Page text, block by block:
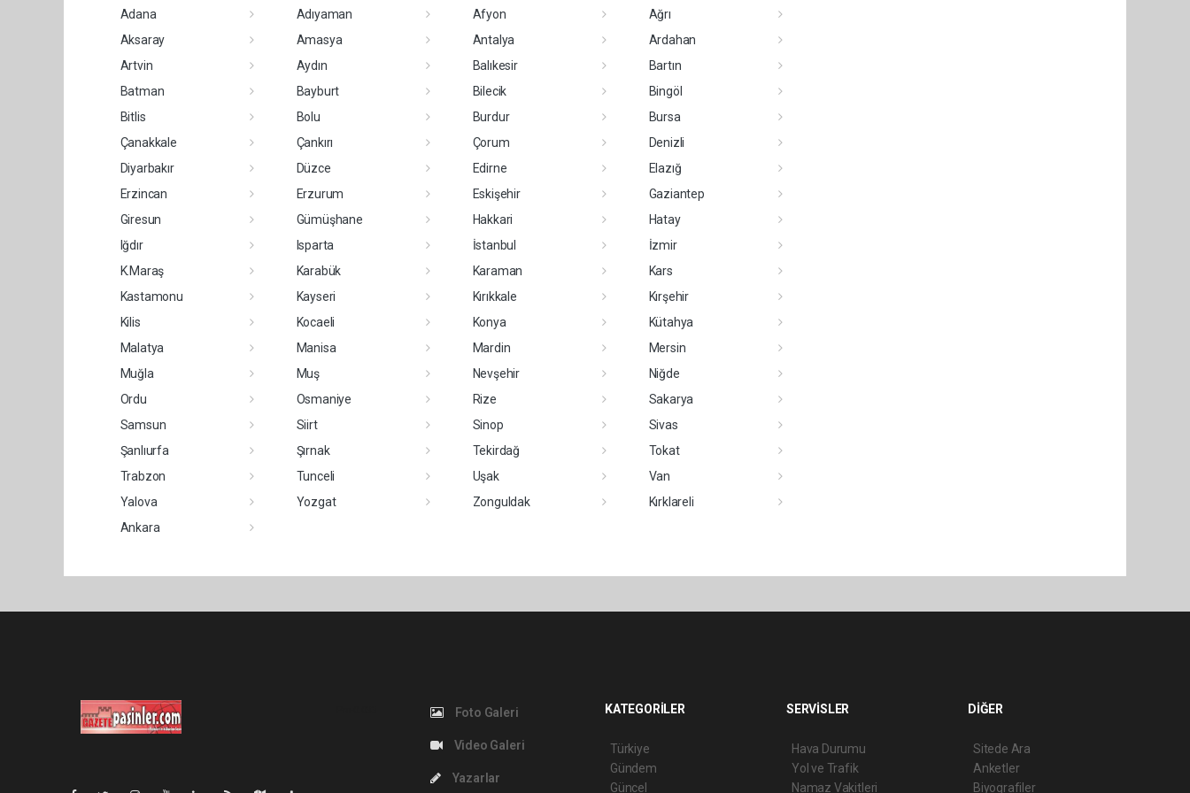
Adana Adıyaman Afyon
Ağrı
Aksaray
Amasya Antalya
Ardahan
Artvin
Aydın Balıkesir
Bartın
Batman
Bayburt Bilecik
Bingöl
Bitlis
Bolu Burdur
Bursa
Çanakkale
Çankırı Çorum
Denizli
Diyarbakır
Düzce Edirne
Elazığ
Erzincan
Erzurum Eskişehir
Gaziantep
Giresun
Gümüşhane Hakkari
Hatay
Iğdır
Isparta İstanbul
İzmir
K.Maraş
Karabük Karaman
Kars
Kastamonu
Kayseri Kırıkkale
Kırşehir
Kilis
Kocaeli Konya
Kütahya
Malatya
Manisa Mardin
Mersin
Muğla
Muş Nevşehir
Niğde
Ordu
Osmaniye Rize
Sakarya
Samsun
Siirt Sinop
Sivas
Şanlıurfa
Şırnak Tekirdağ
Tokat
Trabzon
Tunceli Uşak
Van
Yalova
Yozgat Zonguldak
Kırklareli
Ankara
Foto Galeri
Video Galeri
Yazarlar
KATEGORİLER
Türkiye
Gündem
Güncel
SERVİSLER
Hava Durumu
Yol ve Trafik
Namaz Vakitleri
DİĞER
Sitede Ara
Anketler
Biyografiler